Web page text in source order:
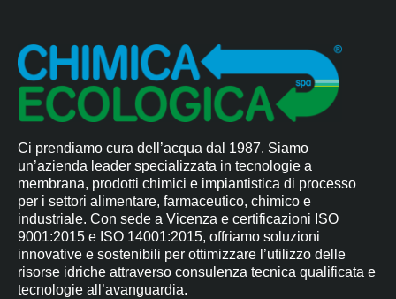
Ci prendiamo cura dell’acqua dal 1987. Siamo
un’azienda leader specializzata in tecnologie a
membrana, prodotti chimici e impiantistica di processo
per i settori alimentare, farmaceutico, chimico e
industriale. Con sede a Vicenza e certificazioni ISO
9001:2015 e ISO 14001:2015, offriamo soluzioni
innovative e sostenibili per ottimizzare l’utilizzo delle
risorse idriche attraverso consulenza tecnica qualificata e
tecnologie all’avanguardia.